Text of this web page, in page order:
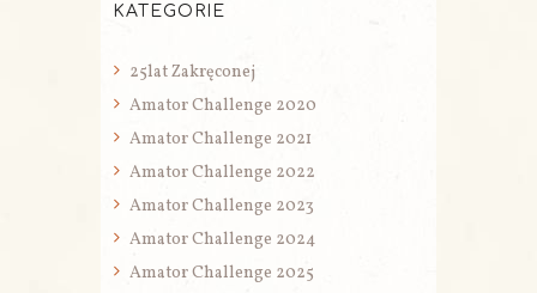
KATEGORIE
25lat Zakręconej
Amator Challenge 2020
Amator Challenge 2021
Amator Challenge 2022
Amator Challenge 2023
Amator Challenge 2024
Amator Challenge 2025